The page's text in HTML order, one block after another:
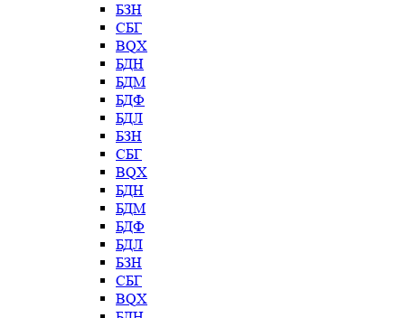
БЗН
СБГ
BQX
БДН
БДМ
БДФ
БДЛ
БЗН
СБГ
BQX
БДН
БДМ
БДФ
БДЛ
БЗН
СБГ
BQX